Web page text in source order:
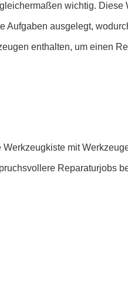
wichtig. Diese
Aufgaben ausgelegt,
enthalten, um einen
mit
Reparaturjobs